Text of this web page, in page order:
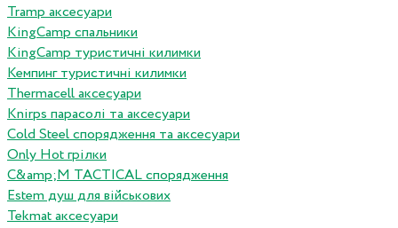
Tramp аксесуари
KingCamp спальники
KingCamp туристичні килимки
Кемпинг туристичні килимки
Thermacell аксесуари
Knirps парасолі та аксесуари
Cold Steel спорядження та аксесуари
Only Hot грілки
C&amp;M TACTICAL спорядження
Estem душ для військових
Tekmat аксесуари